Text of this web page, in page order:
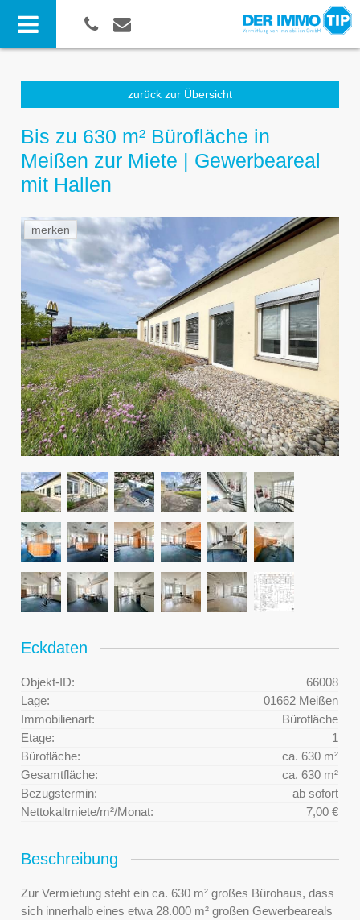
zurück zur Übersicht
Bis zu 630 m² Bürofläche in
Meißen zur Miete | Gewerbeareal
mit Hallen
merken
Eckdaten
Objekt-ID:
66008
Lage:
01662 Meißen
Immobilienart:
Bürofläche
Etage:
1
Bürofläche:
ca. 630 m²
Gesamtfläche:
ca. 630 m²
Bezugstermin:
ab sofort
Nettokaltmiete/m²/Monat:
7,00 €
Beschreibung
Zur Vermietung steht ein ca. 630 m² großes Bürohaus, dass
sich innerhalb eines etwa 28.000 m² großen Gewerbeareals